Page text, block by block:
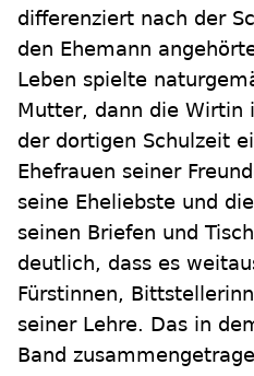
differenziert nach der
den Ehemann
Leben spielte
Mutter, dann die Wirtin
der dortigen Schulzeit
Ehefrauen seiner
seine Eheliebste und
seinen Briefen und
deutlich, dass es
Fürstinnen,
seiner Lehre. Das in
Band